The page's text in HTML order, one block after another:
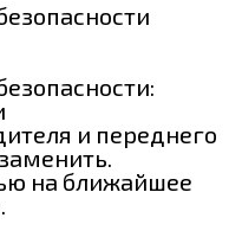
и переднего
на ближайшее